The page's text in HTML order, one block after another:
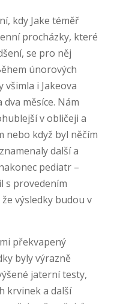
kdy Jake téměř
procházky, které
se pro něj
únorových
všimla i Jakeova
měsíce. Nám
v obličeji a
nebo když byl něčím
další a
pediatr –
s provedením
výsledky budou v
překvapený
byly výrazně
jaterní testy,
krvinek a další